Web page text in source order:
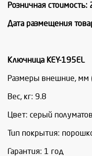
Розничная
Дата размещения
Ключница KEY-195EL
Размеры внешние,
Вес, кг: 9.8
Цвет: серый
Тип покрытия:
Гарантия: 1 год